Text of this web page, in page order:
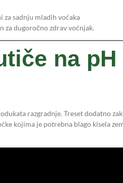
sadnju mladih voćaka
za dugoročno zdrav voćnjak.
na
razgradnje. Treset dodatno
kojima je potrebna blago kisela